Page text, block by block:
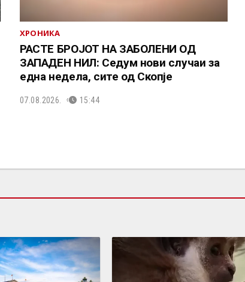
ХРОНИКА
РАСТЕ БРОЈОТ НА ЗАБОЛЕНИ ОД
ЗАПАДЕН НИЛ: Седум нови случаи за
една недела, сите од Скопје
07.08.2026. 15:44